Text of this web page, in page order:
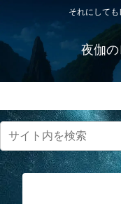
それにしても
夜伽